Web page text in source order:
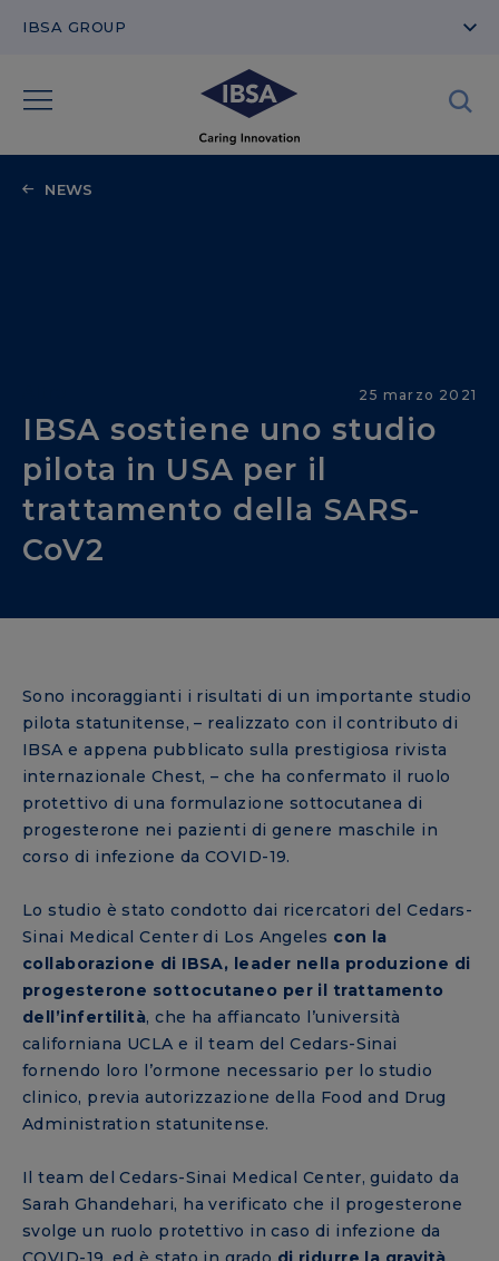
IBSA GROUP
NEWS
25 marzo 2021
IBSA sostiene uno studio
pilota in USA per il
trattamento della SARS-
CoV2
Sono incoraggianti i risultati di un importante studio
pilota statunitense, – realizzato con il contributo di
IBSA e appena pubblicato sulla prestigiosa rivista
internazionale Chest, – che ha confermato il ruolo
protettivo di una formulazione sottocutanea di
progesterone nei pazienti di genere maschile in
corso di infezione da COVID-19.
Lo studio è stato condotto dai ricercatori del Cedars-
Sinai Medical Center di Los Angeles con la
collaborazione di IBSA, leader nella produzione di
progesterone sottocutaneo per il trattamento
dell’infertilità, che ha affiancato l’università
californiana UCLA e il team del Cedars-Sinai
fornendo loro l’ormone necessario per lo studio
clinico, previa autorizzazione della Food and Drug
Administration statunitense.
Il team del Cedars-Sinai Medical Center, guidato da
Sarah Ghandehari, ha verificato che il progesterone
svolge un ruolo protettivo in caso di infezione da